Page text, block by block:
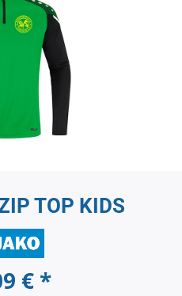
TOP KIDS
€ *